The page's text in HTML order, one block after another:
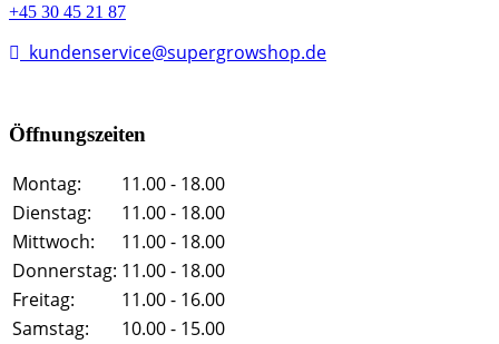
+45 30 45 21 87
kundenservice@supergrowshop.de
Öffnungszeiten
Montag:
11.00 - 18.00
Dienstag:
11.00 - 18.00
Mittwoch:
11.00 - 18.00
Donnerstag: 11.00 - 18.00
Freitag:
11.00 - 16.00
Samstag:
10.00 - 15.00